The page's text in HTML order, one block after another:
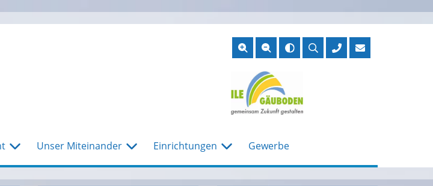
Suche
Unser Miteinander Einrichtungen Gewerbe